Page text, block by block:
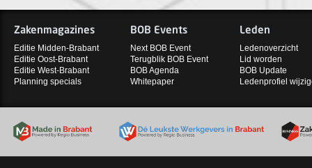
Zakenmagazines
Editie Midden-Brabant
Editie Oost-Brabant
Editie West-Brabant
Planning specials
BOB Events
Next BOB Event
Terugblik BOB Event
BOB Agenda
Whitepaper
Leden
Ledenoverzicht
Lid worden
BOB Update
Ledenprofiel